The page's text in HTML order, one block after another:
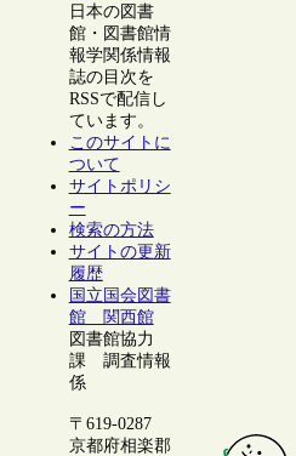
日本の図書
館・図書館情
報学関係情報
誌の目次を
RSSで配信し
ています。
このサイトに
ついて
サイトポリシ
ー
検索の方法
サイトの更新
履歴
国立国会図書
館 関西館
図書館協力
課 調査情報
係
〒619-0287
京都府相楽郡